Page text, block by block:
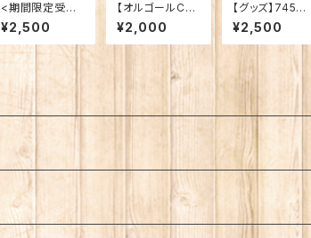
<期間限定受注
再販>【ライブC
D】「おやすみコ
ンサート配信
版〜ドレスコー
で〜」（2020.12.
26@TheGLE
E）
¥2,500
【オルゴールCD】
「Milestone -
Orgel Sound
Ver.-」(声なし)
¥2,000
【グッズ】745チャ
ンネルマルシェ
バッグ
¥2,500